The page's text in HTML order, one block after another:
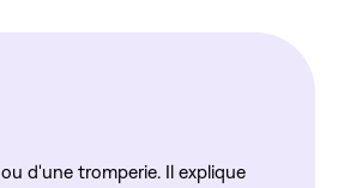
d'une tromperie. Il explique